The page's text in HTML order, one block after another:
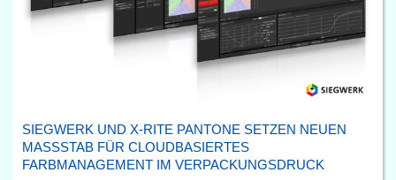
SIEGWERK UND X-RITE PANTONE SETZEN NEUEN
MASSSTAB FÜR CLOUDBASIERTES F
ARBMANAGEMENT IM VERPACKUNGSDRUCK